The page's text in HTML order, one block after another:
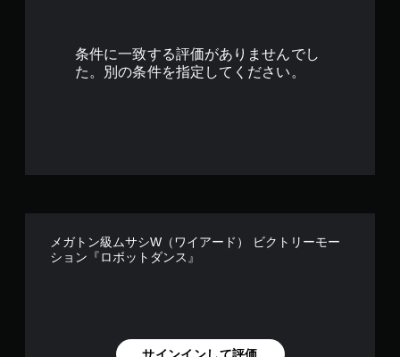
条件に一致する評価がありませんでし
た。別の条件を指定してください。
メガトン級ムサシW（ワイアード） ビクトリーモー
ション『ロボットダンス』
サインインして評価